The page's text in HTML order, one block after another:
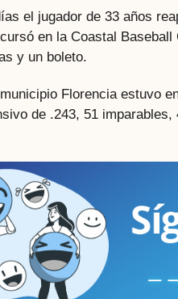
el jugador de 33 años
en la Coastal
y un boleto.
Florencia estuvo
de .243, 51